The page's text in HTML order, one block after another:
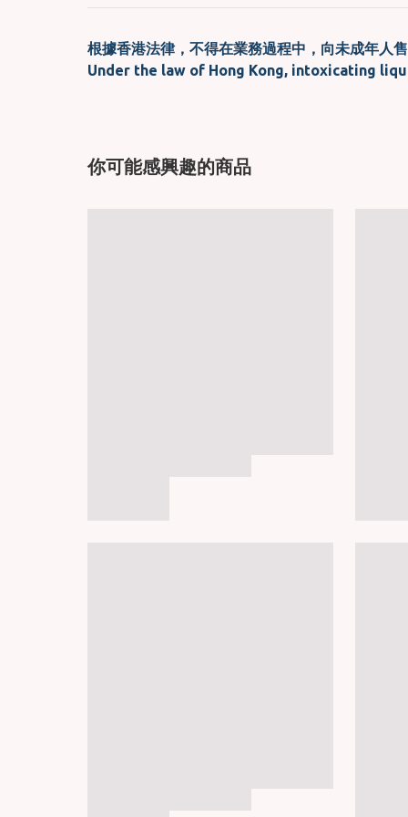
根據香港法律，不得在業務過程中，向未成年人
Under the law of Hong Kong, intoxicating
你可能感興趣的商品